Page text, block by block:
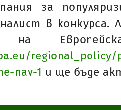
за
в конкурса.
на
nav-1 и ще бъде